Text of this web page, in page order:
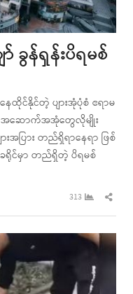
ခွန်ရှန်းပိရမစ်
ထိုင်နိုင်တဲ့ ပျားအုံပုံစံ ဧရာမ
အဆောက်အအုံတွေလိုမျိုး
ပြား တည်ရှိရာနေရာ ဖြစ်
ခရိုင်မှာ တည်ရှိတဲ့ ပိရမစ်
313